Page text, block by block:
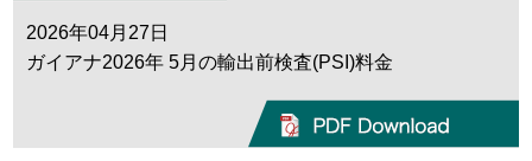
2026年04月27日
ガイアナ2026年 5月の輸出前検査(PSI)料金